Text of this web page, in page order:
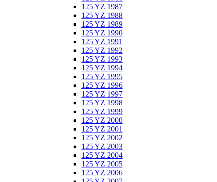
125 YZ 1987
125 YZ 1988
125 YZ 1989
125 YZ 1990
125 YZ 1991
125 YZ 1992
125 YZ 1993
125 YZ 1994
125 YZ 1995
125 YZ 1996
125 YZ 1997
125 YZ 1998
125 YZ 1999
125 YZ 2000
125 YZ 2001
125 YZ 2002
125 YZ 2003
125 YZ 2004
125 YZ 2005
125 YZ 2006